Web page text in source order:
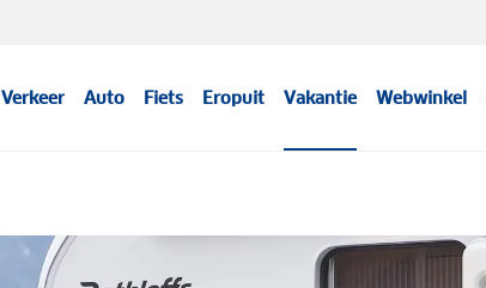
Verkeer Auto Fiets Eropuit Vakantie Webwinkel